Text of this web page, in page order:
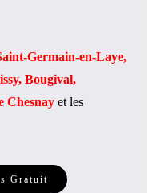
Germain-en-Laye,
Bougival,
Chesnay et les
Gratuit